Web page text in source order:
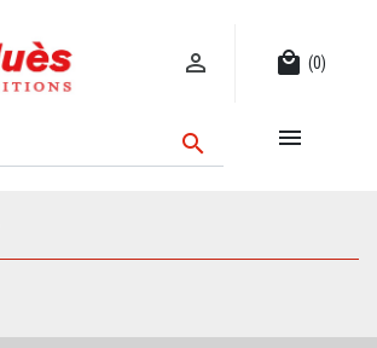
 local_mall (0)
 